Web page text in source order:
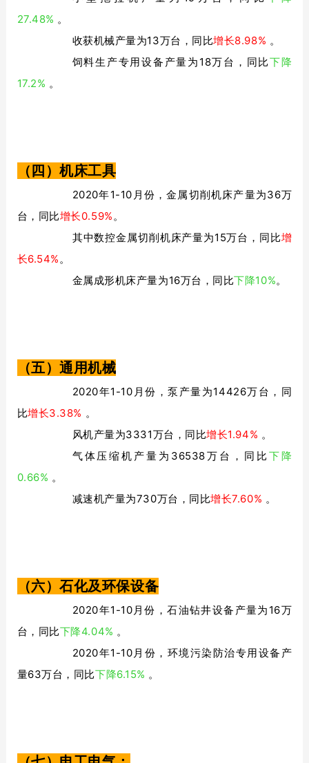
27.48% 。
收获机械产量为13万台，同比增长8.98% 。
饲料生产专用设备产量为18万台，同比下降
17.2% 。
（四）机床工具
2020年1-10月份，金属切削机床产量为36万
台，同比增长0.59%。
其中数控金属切削机床产量为15万台，同比增
长6.54%。
金属成形机床产量为16万台，同比下降10%。
（五）通用机械
2020年1-10月份，泵产量为14426万台，同
比增长3.38% 。
风机产量为3331万台，同比增长1.94% 。
气体压缩机产量为36538万台，同比 下降
0.66% 。
减速机产量为730万台，同比增长7.60% 。
（六）石化及环保设备
2020年1-10月份，石油钻井设备产量为16万
台，同比下降4.04% 。
2020年1-10月份，环境污染防治专用设备产
量63万台，同比下降6.15% 。